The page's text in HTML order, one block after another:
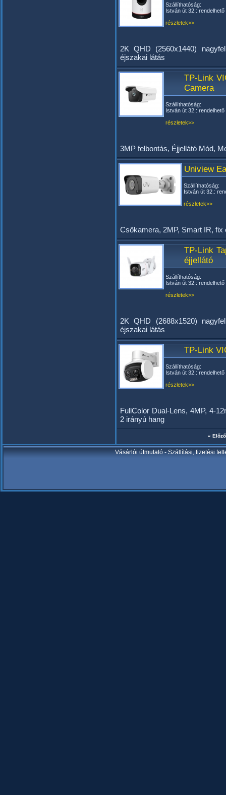
Szállíthatóság:
István út 32.: rendelhető
részletek>>
2K QHD (2560x1440)
éjszakai látás
TP-Link
Camera
Szállíthatóság:
István út 32.: rendelhető
részletek>>
3MP felbontás, Éjjellátó Mód,
Uniview
Szállíthatóság:
István út 32.:
részletek>>
Csőkamera, 2MP, Smart IR, fix
TP-Link
éjjellátó
Szállíthatóság:
István út 32.: rendelhető
részletek>>
2K QHD (2688x1520)
éjszakai látás
TP-Link
Szállíthatóság:
István út 32.: rendelhető
részletek>>
FullColor Dual-Lens, 4MP, 4-
2 irányú hang
«
Vásárlói útmutató-Szállítási, fizetési